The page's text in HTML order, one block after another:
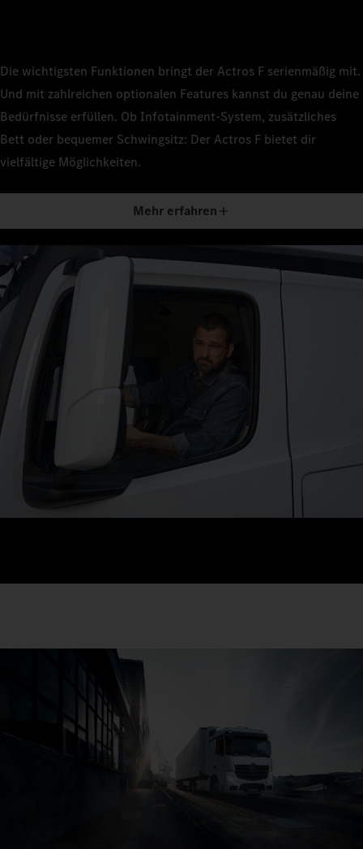
Die wichtigsten Funktionen bringt der Actros F serienmäßig mit.
Und mit zahlreichen optionalen Features kannst du genau deine
Bedürfnisse erfüllen. Ob Infotainment-System, zusätzliches
Bett oder bequemer Schwingsitz: Der Actros F bietet dir
vielfältige Möglichkeiten.
Mehr erfahren